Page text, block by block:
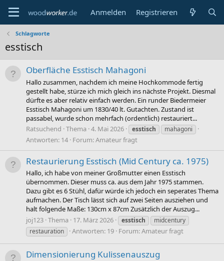
Anmelden Registrieren
Schlagworte
esstisch
Oberfläche Esstisch Mahagoni
Hallo zusammen, nachdem ich meine Hochkommode fertig
gestellt habe, stürze ich mich gleich ins nächste Projekt. Diesmal
dürfte es aber relativ einfach werden. Ein runder Biedermeier
Esstisch Mahagoni um 1830/40 lt. Gutachten. Zustand ist
passabel, wurde schon mehrfach (ordentlich) restauriert...
Ratsuchend Thema 4. Mai 2026 esstisch mahagoni
Antworten: 14 Forum:Amateur fragt
Restaurierung Esstisch (Mid Century ca. 1975)
Hallo, ich habe von meiner Großmutter einen Esstisch
übernommen. Dieser muss ca. aus dem Jahr 1975 stammen.
Dazu gibt es 6 Stühl, dafür würde ich jedoch ein seperates Thema
aufmachen. Der Tisch lässt sich auf zwei Seiten ausziehen und
halt folgende Maße: 130cm x 87cm Zusätzlich der Auszug...
joj123 Thema 17. März 2026 esstisch
midcentury
restauration
Antworten: 19 Forum:Amateur fragt
Dimensionierung Kulissenauszug